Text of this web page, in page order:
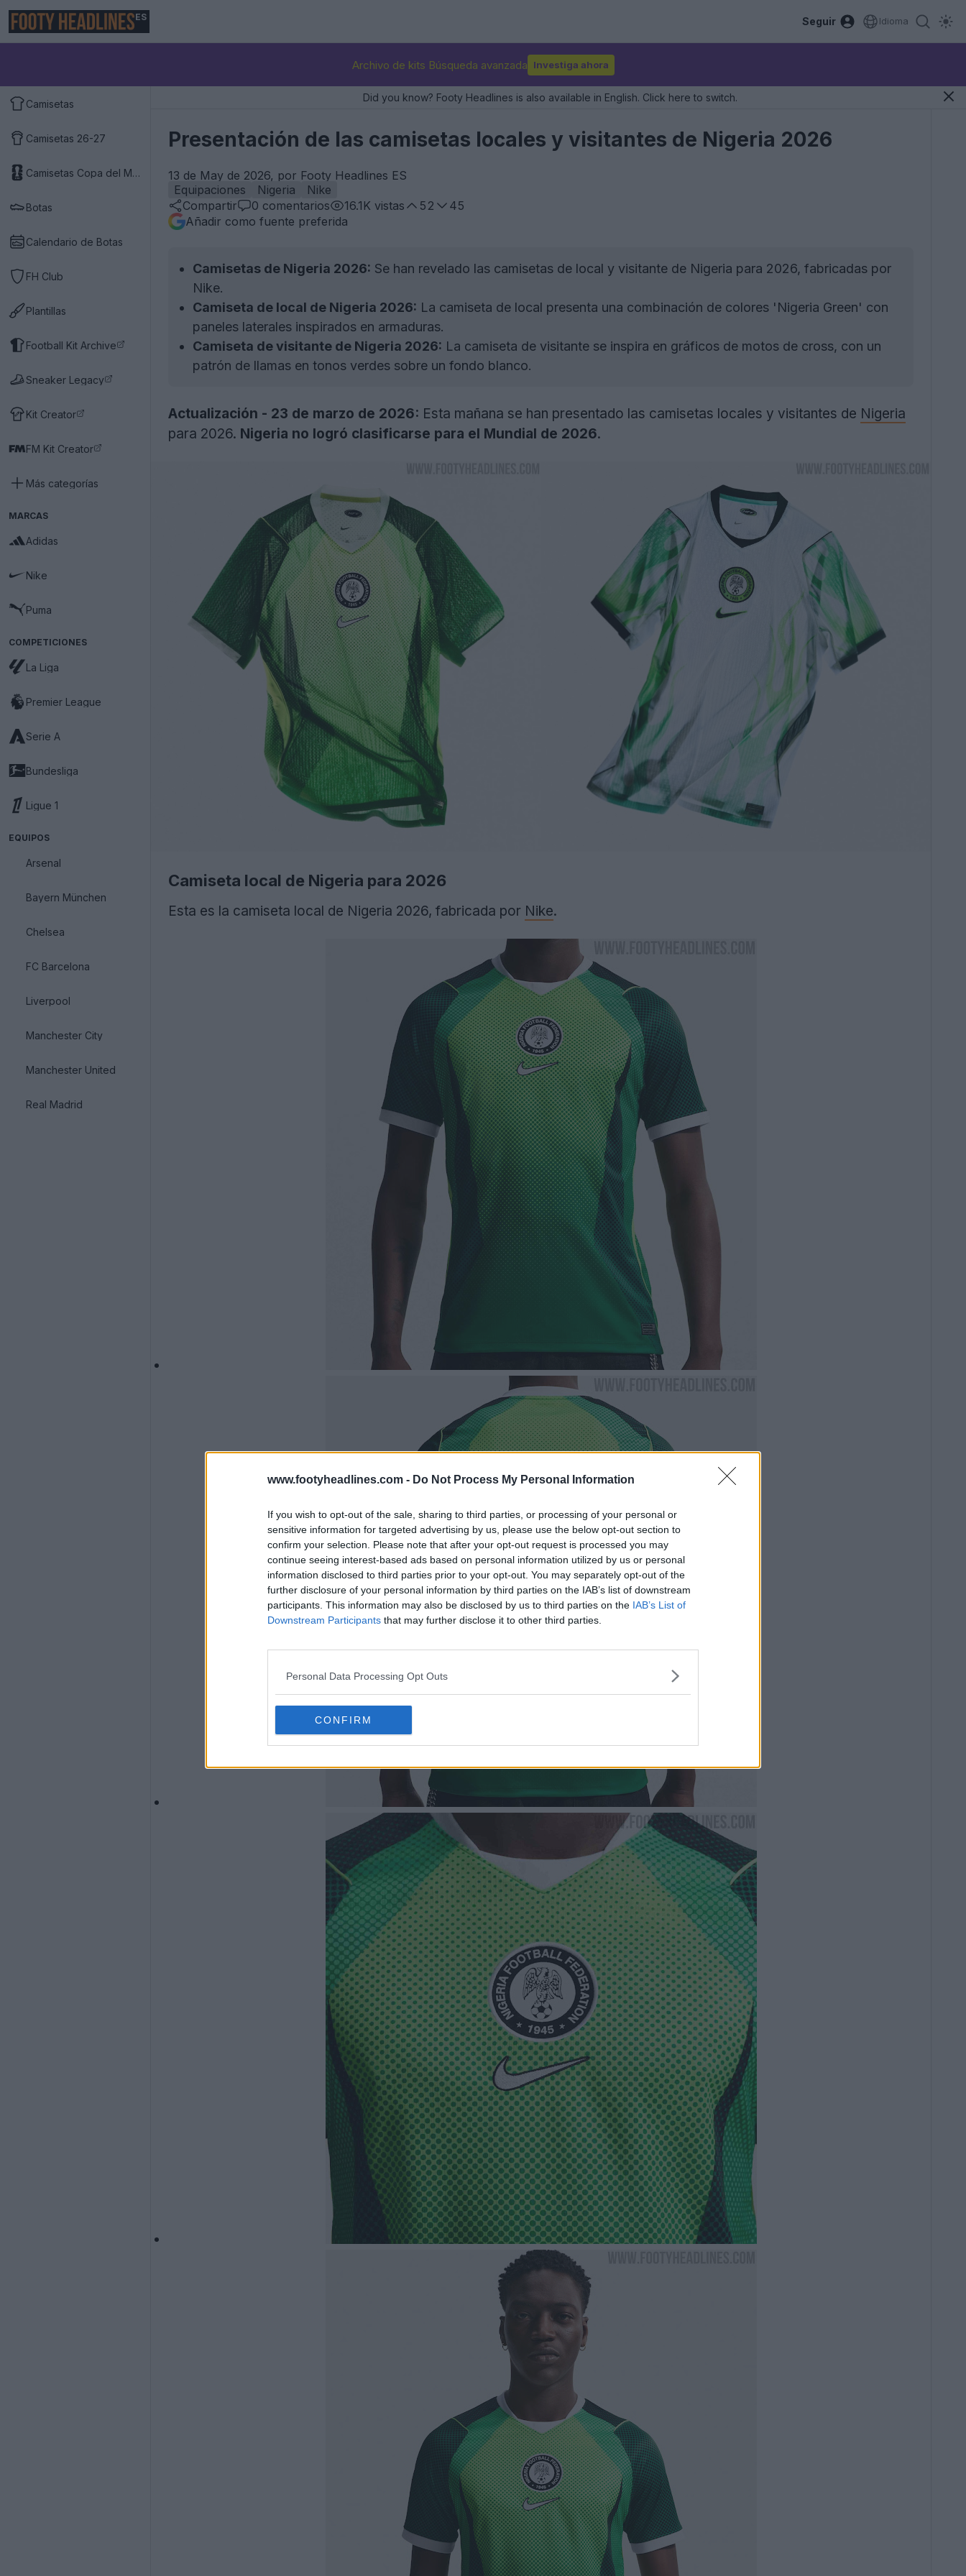
www.footyheadlines.com - Do Not Process My Personal Information
If you wish to opt-out of the sale, sharing to third parties, or processing of your personal or
sensitive information for targeted advertising by us, please use the below opt-out section to
confirm your selection. Please note that after your opt-out request is processed you may
continue seeing interest-based ads based on personal information utilized by us or personal
information disclosed to third parties prior to your opt-out. You may separately opt-out of the
further disclosure of your personal information by third parties on the IAB’s list of downstream
participants. This information may also be disclosed by us to third parties on the IAB’s List of
Downstream Participants that may further disclose it to other third parties.
Personal Data Processing Opt Outs
CONFIRM
ES Seguir Idioma
Archivo de kits Búsqueda avanzada Investiga ahora
Camisetas
Camisetas 26-27
Camisetas Copa del Mundo 2026
Botas
Calendario de Botas
FH Club
Plantillas
Football Kit Archive
Sneaker Legacy
Kit Creator
FM Kit Creator
Más categorías
MARCAS
Adidas
Nike
Puma
COMPETICIONES
La Liga
Premier League
Serie A
Bundesliga
Ligue 1
EQUIPOS
Arsenal
Bayern München
Chelsea
FC Barcelona
Liverpool
Manchester City
Manchester United
Real Madrid
Did you know? Footy Headlines is also available in English. Click here to switch.
Presentación de las camisetas locales y visitantes de Nigeria 2026
13 de May de 2026, por Footy Headlines ES
Equipaciones
Nigeria
Nike
Compartir
0 comentarios 16.1K vistas 52
45
Añadir como fuente preferida
Camisetas de Nigeria 2026: Se han revelado las camisetas de local y visitante de Nigeria para 2026, fabricadas por
Nike.
Camiseta de local de Nigeria 2026: La camiseta de local presenta una combinación de colores 'Nigeria Green' con
paneles laterales inspirados en armaduras.
Camiseta de visitante de Nigeria 2026: La camiseta de visitante se inspira en gráficos de motos de cross, con un
patrón de llamas en tonos verdes sobre un fondo blanco.
Actualización - 23 de marzo de 2026: Esta mañana se han presentado las camisetas locales y visitantes de Nigeria
para 2026. Nigeria no logró clasificarse para el Mundial de 2026.
Camiseta local de Nigeria para 2026
Esta es la camiseta local de Nigeria 2026, fabricada por Nike.